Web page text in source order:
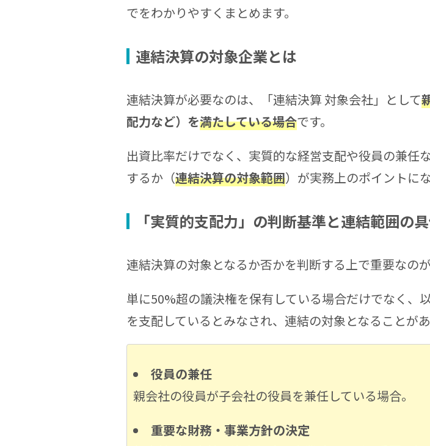
でをわかりやすくまとめます。
連結決算の対象企業とは
連結決算が必要なのは、「連結決算 対象会社」として
配力など）を満たしている場合です。
出資比率だけでなく、実質的な経営支配や役員の兼任
するか（連結決算の対象範囲）が実務上のポイントにな
「実質的支配力」の判断基準と連結範囲の
連結決算の対象となるか否かを判断する上で重要なの
単に50%超の議決権を保有している場合だけでなく、
を支配しているとみなされ、連結の対象となることがあ
役員の兼任
親会社の役員が子会社の役員を兼任している場合。
重要な財務・事業方針の決定